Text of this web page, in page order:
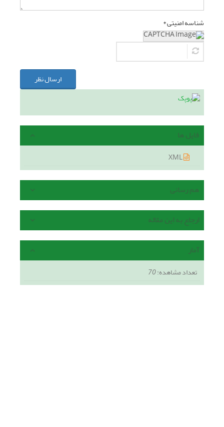
شناسه امنیتی *
ارسال نظر
فایل ها
هم رسانی
ارجاع به این مقاله
آمار
تعداد مشاهده:70